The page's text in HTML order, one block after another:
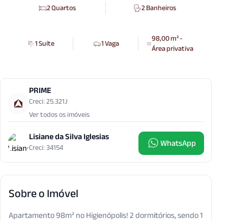
2 Quartos 2 Banheiros
1 Suíte 1 Vaga 98,00 m² -
Área privativa
PRIME
Creci: 25.321J
Ver todos os imóveis
Lisiane da Silva Iglesias
Creci: 34154 WhatsApp
Sobre o Imóvel
Apartamento 98m² no Higienópolis! 2 dormitórios, sendo 1